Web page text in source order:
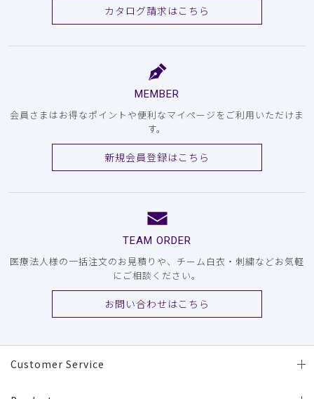
カタログ請求はこちら
MEMBER
会員さまはお得なポイントや便利なマイページをご利用いただけま
す。
新規会員登録はこちら
TEAM ORDER
医療法人様の一括注文のお見積りや、チーム白衣・刺繍などお気軽
にご相談ください。
お問い合わせはこちら
Customer Service